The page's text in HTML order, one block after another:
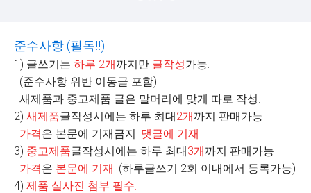
준수사항 (필독!!)
1) 글쓰기는 하루 2개까지만 글작성가능.
(준수사항 위반 이동글 포함)
새제품과 중고제품 글은 말머리에 맞게 따로 작성.
2) 새제품글작성시에는 하루 최대2개까지 판매가능
가격은 본문에 기재금지. 댓글에 기재.
3) 중고제품글작성시에는 하루 최대3개까지 판매가능
가격은 본문에 기재. (하루글쓰기 2회 이내에서 등록가능)
4) 제품 실사진 첨부 필수.